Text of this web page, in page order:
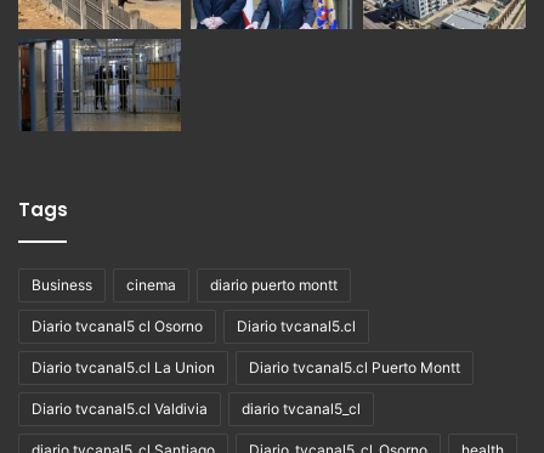
Tags
Business cinema diario puerto montt
Diario tvcanal5 cl Osorno Diario tvcanal5.cl
Diario tvcanal5.cl La Union Diario tvcanal5.cl Puerto Montt
Diario tvcanal5.cl Valdivia diario tvcanal5_cl
diario tvcanal5_cl Santiago Diario_tvcanal5_cl_Osorno health